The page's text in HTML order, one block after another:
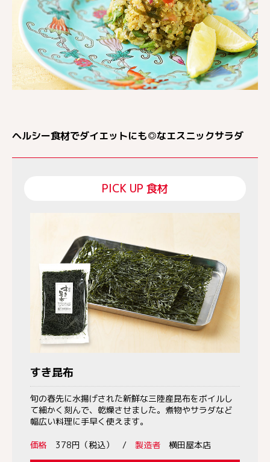
ヘルシー食材でダイエットにも◎なエスニックサラダ
PICK UP 食材
すき昆布
旬の春先に水揚げされた新鮮な三陸産昆布をボイルし
て細かく刻んで、乾燥させました。煮物やサラダなど
幅広い料理に手早く使えます。
価格 378円（税込） / 製造者 横田屋本店